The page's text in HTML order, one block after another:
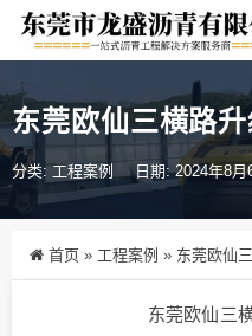
东莞欧仙三横路
分类: 工程案例 日期: 2024年8月
首页 » 工程案例 » 东莞欧仙
东莞欧仙三